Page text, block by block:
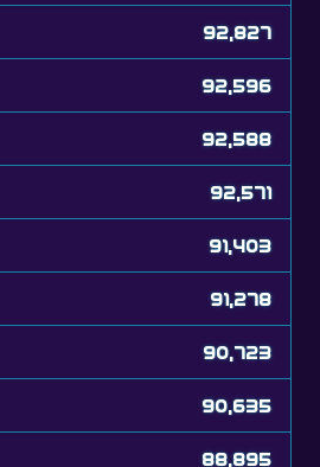
92,827
92,596
92,588
92,571
91,403
91,278
90,723
90,635
88,895